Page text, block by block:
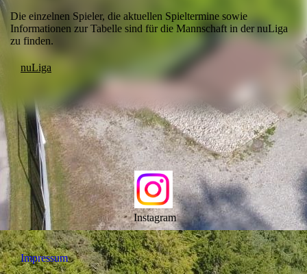
Die einzelnen Spieler, die aktuellen Spieltermine sowie
Informationen zur Tabelle sind für die Mannschaft in der nuLiga
zu finden.
nuLiga
Instagram
Impressum